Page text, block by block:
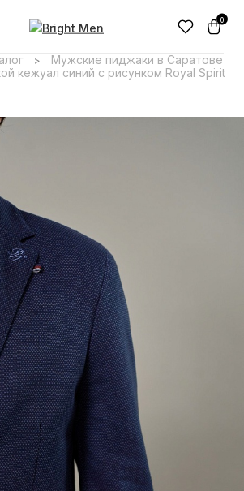
0
> Мужские пиджаки в Саратове
кежуал синий с рисунком Royal Spirit